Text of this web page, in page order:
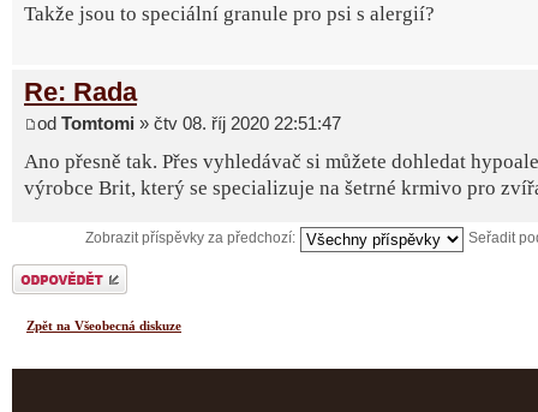
Takže jsou to speciální granule pro psi s alergií?
Re: Rada
od Tomtomi » čtv 08. říj 2020 22:51:47
Ano přesně tak. Přes vyhledávač si můžete dohledat
výrobce Brit, který se specializuje na šetrné krmivo pro
Zobrazit příspěvky za předchozí: Seřadit
Odeslat odpověď
Zpět na Všeobecná diskuze